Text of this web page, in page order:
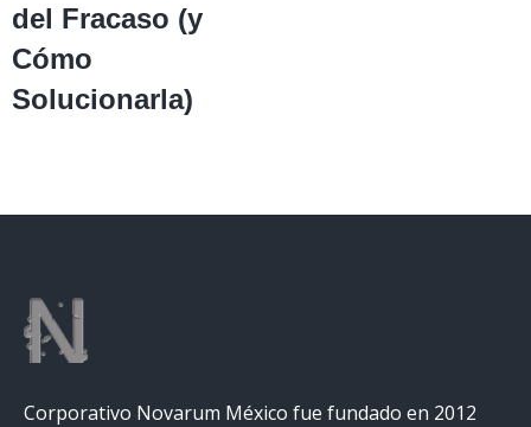
del Fracaso (y
Cómo
Solucionarla)
Corporativo Novarum México fue fundado en 2012